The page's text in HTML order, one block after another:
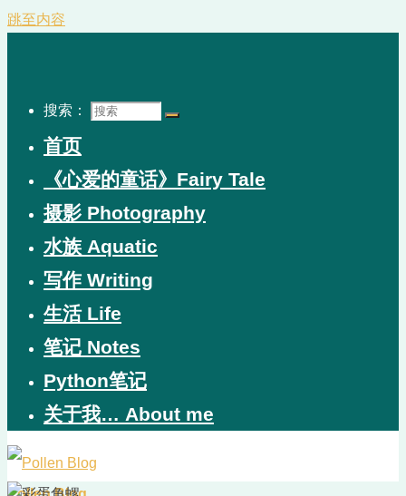
跳至内容
搜索：
首页
《心爱的童话》Fairy Tale
摄影 Photography
水族 Aquatic
写作 Writing
生活 Life
笔记 Notes
Python笔记
关于我… About me